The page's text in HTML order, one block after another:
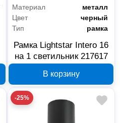
Материал
металл
Цвет
черный
Тип
рамка
Рамка Lightstar Intero 16
на 1 светильник 217617
В корзину
-25%